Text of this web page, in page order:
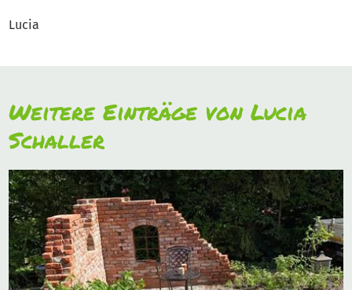
Lucia
Weitere Einträge von Lucia
Schaller